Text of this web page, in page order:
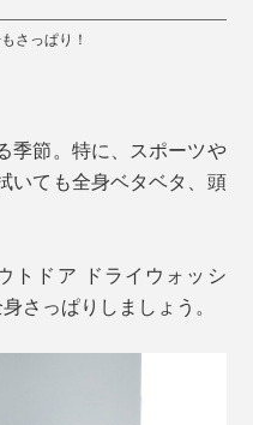
さっぱり！
季節。特に、スポーツや
いても全身ベタベタ、頭
トドア ドライウォッシ
さっぱりしましょう。